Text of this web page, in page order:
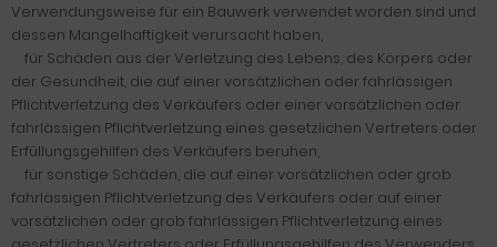
Verwendungsweise für ein Bauwerk verwendet worden sind und
dessen Mangelhaftigkeit verursacht haben,
für Schäden aus der Verletzung des Lebens, des Körpers oder
der Gesundheit, die auf einer vorsätzlichen oder fahrlässigen
Pflichtverletzung des Verkäufers oder einer vorsätzlichen oder
fahrlässigen Pflichtverletzung eines gesetzlichen Vertreters oder
Erfüllungsgehilfen des Verkäufers beruhen,
für sonstige Schäden, die auf einer vorsätzlichen oder grob
fahrlässigen Pflichtverletzung des Verkäufers oder auf einer
vorsätzlichen oder grob fahrlässigen Pflichtverletzung eines